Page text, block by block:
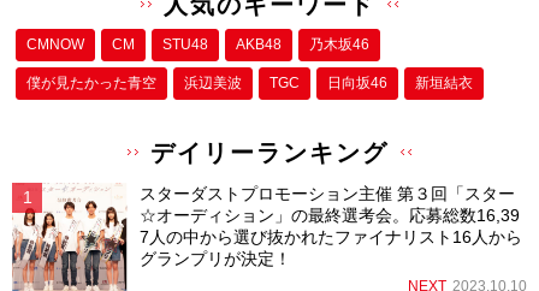
CMNOW CM STU48 AKB48 乃木坂46
僕が⾒たかった⻘空 浜辺美波 TGC 日向坂46 新垣結衣
デイリーランキング
スターダストプロモーション主催 第３回「スター
☆オーディション」の最終選考会。応募総数16,39
7人の中から選び抜かれたファイナリスト16人から
グランプリが決定！
NEXT 2023.10.10